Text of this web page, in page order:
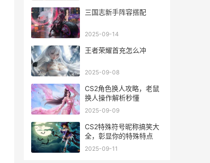
三国志新手阵容搭配
2025-09-14
王者荣耀首充怎么冲
2025-09-08
CS2角色换人攻略，老鼠
换人操作解析秒懂
2025-09-09
CS2特殊符号昵称搞笑大
全，彰显你的特殊特点
2025-09-11